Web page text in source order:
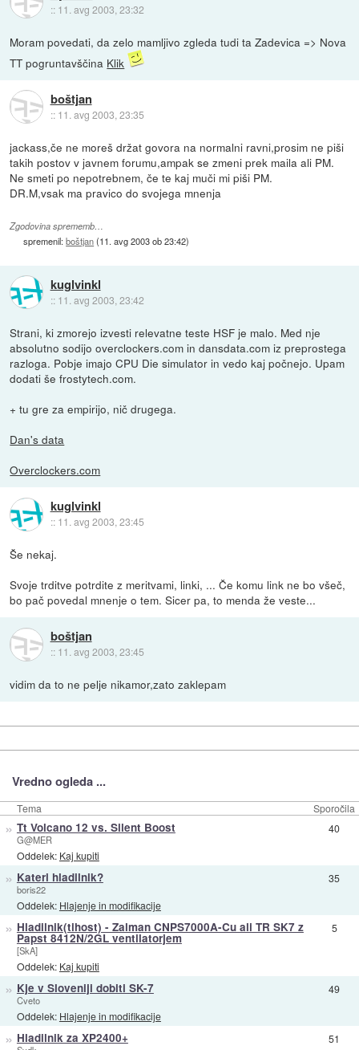
:: 11. avg 2003, 23:32
Moram povedati, da zelo mamljivo zgleda tudi ta Zadevica => Nova
TT pogruntavščina Klik
boštjan
:: 11. avg 2003, 23:35
jackass,če ne moreš držat govora na normalni ravni,prosim ne piši
takih postov v javnem forumu,ampak se zmeni prek maila ali PM.
Ne smeti po nepotrebnem, če te kaj muči mi piši PM.
DR.M,vsak ma pravico do svojega mnenja
Zgodovina sprememb…
spremenil:boštjan(11. avg 2003 ob 23:42)
kuglvinkl
:: 11. avg 2003, 23:42
Strani, ki zmorejo izvesti relevatne teste HSF je malo. Med nje
absolutno sodijo overclockers.com in dansdata.com iz preprostega
razloga. Pobje imajo CPU Die simulator in vedo kaj počnejo. Upam
dodati še frostytech.com.
+ tu gre za empirijo, nič drugega.
Dan's data
Overclockers.com
kuglvinkl
:: 11. avg 2003, 23:45
Še nekaj.
Svoje trditve potrdite z meritvami, linki, ... Če komu link ne bo všeč,
bo pač povedal mnenje o tem. Sicer pa, to menda že veste...
boštjan
:: 11. avg 2003, 23:45
vidim da to ne pelje nikamor,zato zaklepam
Vredno ogleda ...
Tema Sporočila
» Tt Volcano 12 vs. Silent Boost
G@MER
Oddelek: Kaj kupiti
40
» Kateri hladilnik?
boris22
Oddelek: Hlajenje in modifikacije
35
» Hladilnik(tihost) - Zalman CNPS7000A-Cu ali TR SK7 z
Papst 8412N/2GL ventilatorjem
[SkA]
Oddelek: Kaj kupiti
5
» Kje v Sloveniji dobiti SK-7
Cveto
Oddelek: Hlajenje in modifikacije
49
» Hladilnik za XP2400+ 51